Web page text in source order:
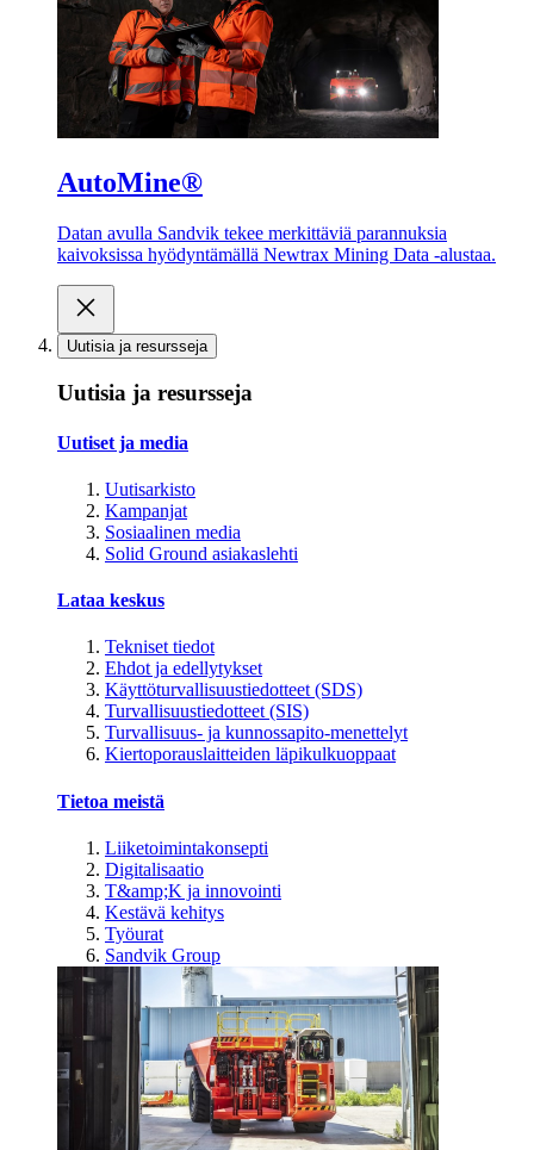
AutoMine®
Datan avulla Sandvik tekee merkittäviä parannuksia
kaivoksissa hyödyntämällä Newtrax Mining Data -alustaa.
Uutisia ja resursseja
Uutisia ja resursseja
Uutiset ja media
Uutisarkisto
Kampanjat
Sosiaalinen media
Solid Ground asiakaslehti
Lataa keskus
Tekniset tiedot
Ehdot ja edellytykset
Käyttöturvallisuustiedotteet (SDS)
Turvallisuustiedotteet (SIS)
Turvallisuus- ja kunnossapito-menettelyt
Kiertoporauslaitteiden läpikulkuoppaat
Tietoa meistä
Liiketoimintakonsepti
Digitalisaatio
T&amp;K ja innovointi
Kestävä kehitys
Työurat
Sandvik Group